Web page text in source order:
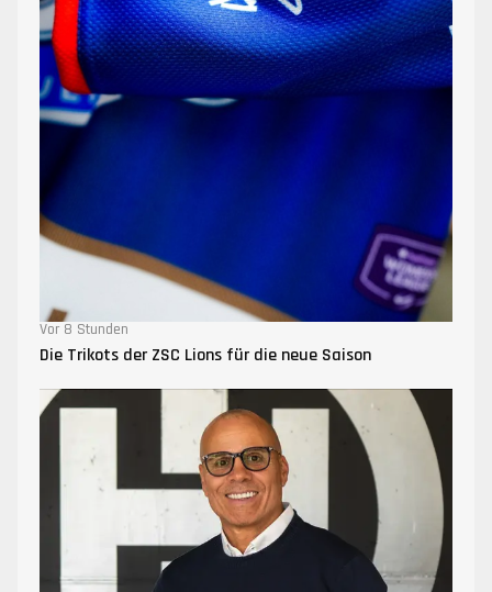
Vor 8 Stunden
Die Trikots der ZSC Lions für die neue Saison